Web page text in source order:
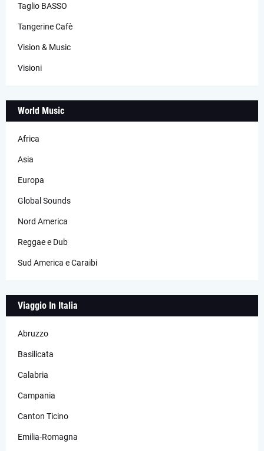
Taglio BASSO
Tangerine Cafè
Vision & Music
Visioni
World Music
Africa
Asia
Europa
Global Sounds
Nord America
Reggae e Dub
Sud America e Caraibi
Viaggio In Italia
Abruzzo
Basilicata
Calabria
Campania
Canton Ticino
Emilia-Romagna